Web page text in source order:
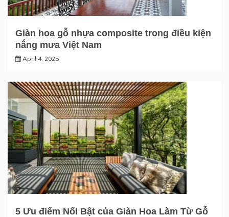
Giàn hoa gỗ nhựa composite trong điều kiện
nắng mưa Việt Nam
April 4, 2025
5 Ưu điểm Nổi Bật của Giàn Hoa Làm Từ Gỗ